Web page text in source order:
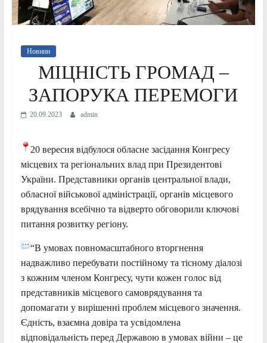
Новини
МІЦНІСТЬ ГРОМАД –
ЗАПОРУКА ПЕРЕМОГИ
20.09.2023 admin
20 вересня відбулося обласне засідання Конгресу
місцевих та регіональних влад при Президентові
України. Представники органів центральної влади,
обласної військової адміністрації, органів місцевого
врядування всебічно та відверто обговорили ключові
питання розвитку регіону.
“В умовах повномасштабного вторгнення
надважливо перебувати постійному та тісному діалозі
з кожним членом Конгресу, чути кожен голос від
представників місцевого самоврядування та
допомагати у вирішенні проблем місцевого значення.
Єдність, взаємна довіра та усвідомлена
відповідальність перед Державою в умовах війни – це